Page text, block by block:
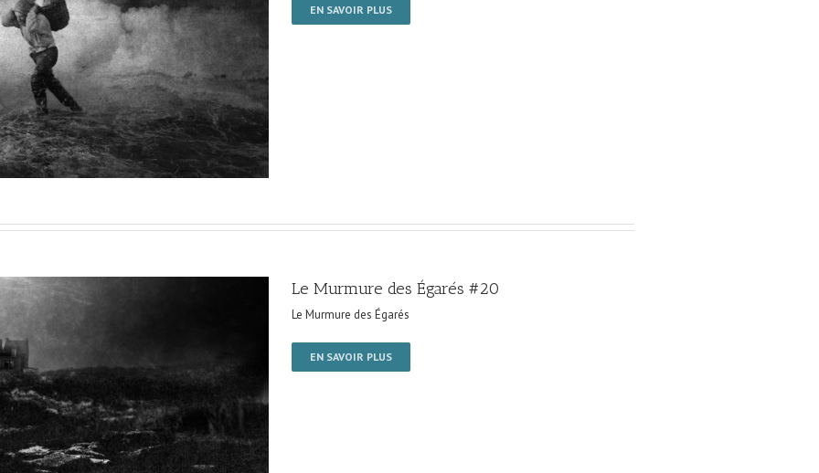
EN SAVOIR PLUS
Le Murmure des Égarés #20
Le Murmure des Égarés
EN SAVOIR PLUS